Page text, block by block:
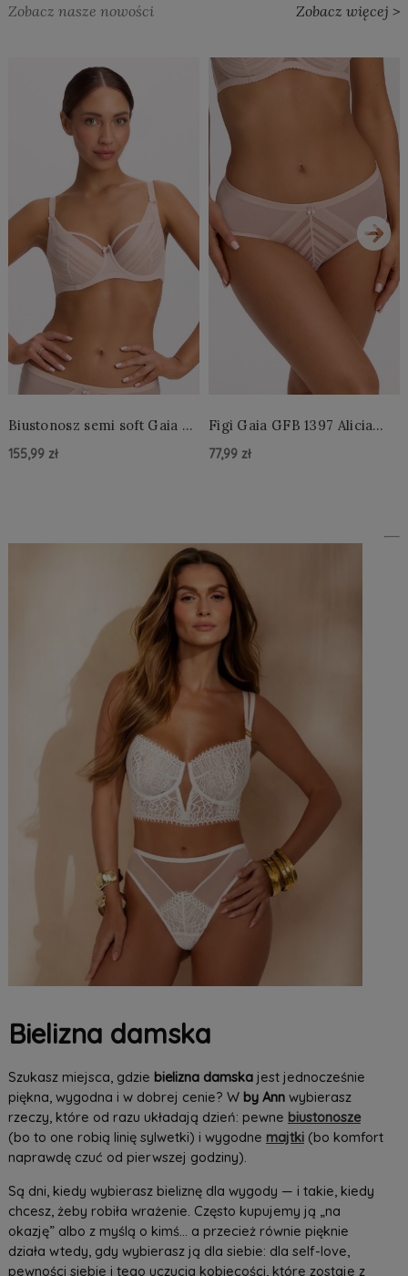
Zobacz nasze nowości Zobacz więcej >
Biustonosz semi soft Gaia BS
155,99 zł
Figi Gaia GFB 1397 Alicia
77,99 zł
›
Bielizna damska
Szukasz miejsca, gdzie bielizna damskajest jednocześnie
piękna, wygodna i w dobrej cenie? W by Annwybierasz
rzeczy, które od razu układają dzień: pewne biustonosze
(bo to one robią linię sylwetki) i wygodne majtki(bo komfort
naprawdę czuć od pierwszej godziny).
Są dni, kiedy wybierasz bieliznę dla wygody — i takie, kiedy
chcesz, żeby robiła wrażenie. Często kupujemy ją „na
okazję” albo z myślą o kimś… a przecież równie pięknie
działa wtedy, gdy wybierasz ją dla siebie: dla self-love,
pewności siebie i tego uczucia kobiecości, które zostaje z